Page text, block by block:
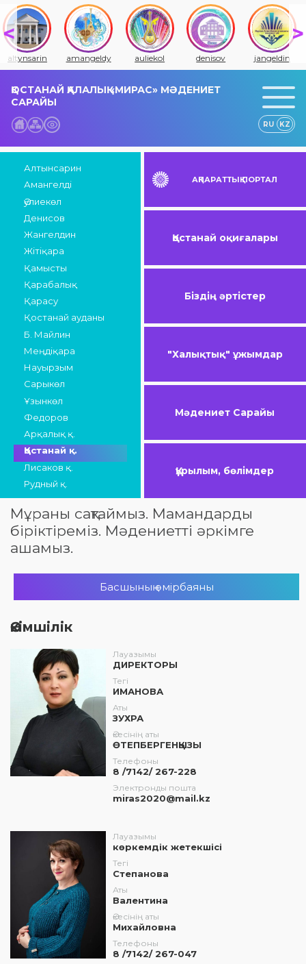
altynsarin amangeldy auliekol denisov jangeldin
ҚОСТАНАЙ ҚАЛАЛЫҚ «МИРАС» МӘДЕНИЕТ
САРАЙЫ
RU KZ
Алтынсарин
Амангелді
Әулиекөл
Денисов
Жангелдин
Жітіқара
Қамысты
Қарабалық
Қарасу
Қостанай ауданы
Б. Майлин
Меңдіқара
Науырзым
Сарыкөл
Ұзынкөл
Федоров
Арқалық қ.
Қостанай қ.
Лисаков қ.
Рудный қ.
АҚПАРАТТЫҚ ПОРТАЛ
Қостанай оқиғалары
Біздің әртістер
"Халықтық" ұжымдар
Мәдениет Сарайы
Құрылым, бөлімдер
Мұраны сақтаймыз. Мамандарды
біріктіреміз. Мәдениетті әркімге
ашамыз.
Басшының өмірбаяны
Әкімшілік
Лауазымы
ДИРЕКТОРЫ
Тегі
ИМАНОВА
Аты
ЗУХРА
Әкесінің аты
ӨТЕПБЕРГЕНҚЫЗЫ
Телефоны
8 /7142/ 267-228
Электронды пошта
miras2020@mail.kz
Лауазымы
көркемдік жетекшісі
Тегі
Степанова
Аты
Валентина
Әкесінің аты
Михайловна
Телефоны
8 /7142/ 267-047